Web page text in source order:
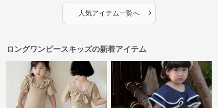
人気アイテム一覧へ ›
ロングワンピースキッズの新着アイテム